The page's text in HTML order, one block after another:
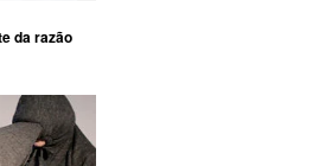
da razão